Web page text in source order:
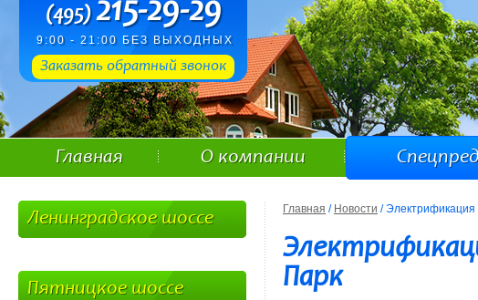
(495)215-29-29
9:00 - 21:00 БЕЗ ВЫХОДНЫХ
Заказать обратный звонок
Главная О компании
Главная / Новости /
Парк
Ленинградское шоссе
Пятницкое шоссе